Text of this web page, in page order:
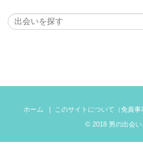
ホーム このサイトについて（免責事
© 2018 男の出会い.